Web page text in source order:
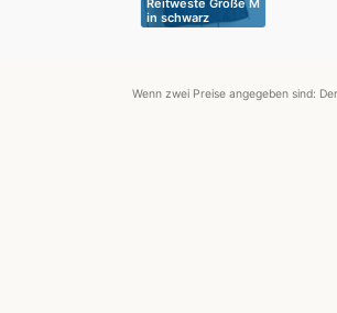
Reitweste Größe M
in schwarz
Wenn zwei Preise angegeben sind: